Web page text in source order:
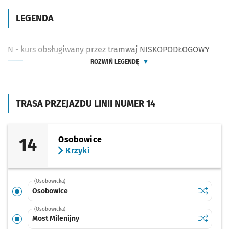
TRASA PRZEJAZDU LINII NUMER 14
14
Osobowice
Krzyki
(Osobowicka)
Osobowice Sprawdź
(Osobowicka)
Most Milenijny Sprawdź
Most
LEGENDA
N - kurs obsługiwany przez tramwaj NISKOPODŁOGOWY
ROZWIŃ LEGENDĘ